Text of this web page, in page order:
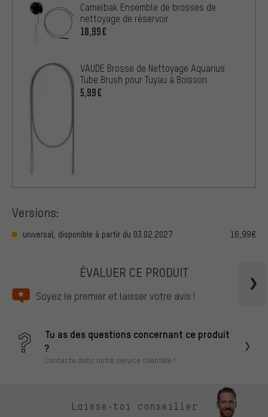
Camelbak Ensemble de brosses de
nettoyage de réservoir
10,99€
VAUDE Brosse de Nettoyage Aquarius
Tube Brush pour Tuyau à Boisson
5,99€
Versions:
universal, disponible à partir du 03.02.2027 16,99€
ÉVALUER CE PRODUIT
Soyez le premier et laisser votre avis !
Tu as des questions concernant ce produit
?
Contacte donc notre service clientèle !
Laisse-toi conseiller